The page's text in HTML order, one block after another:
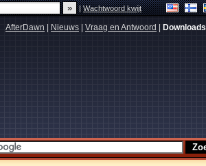
|Wachtwoord kwijt
AfterDawn Nieuws Vraag en Antwoord Downloads